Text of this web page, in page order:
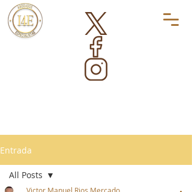
Entrada
All Posts